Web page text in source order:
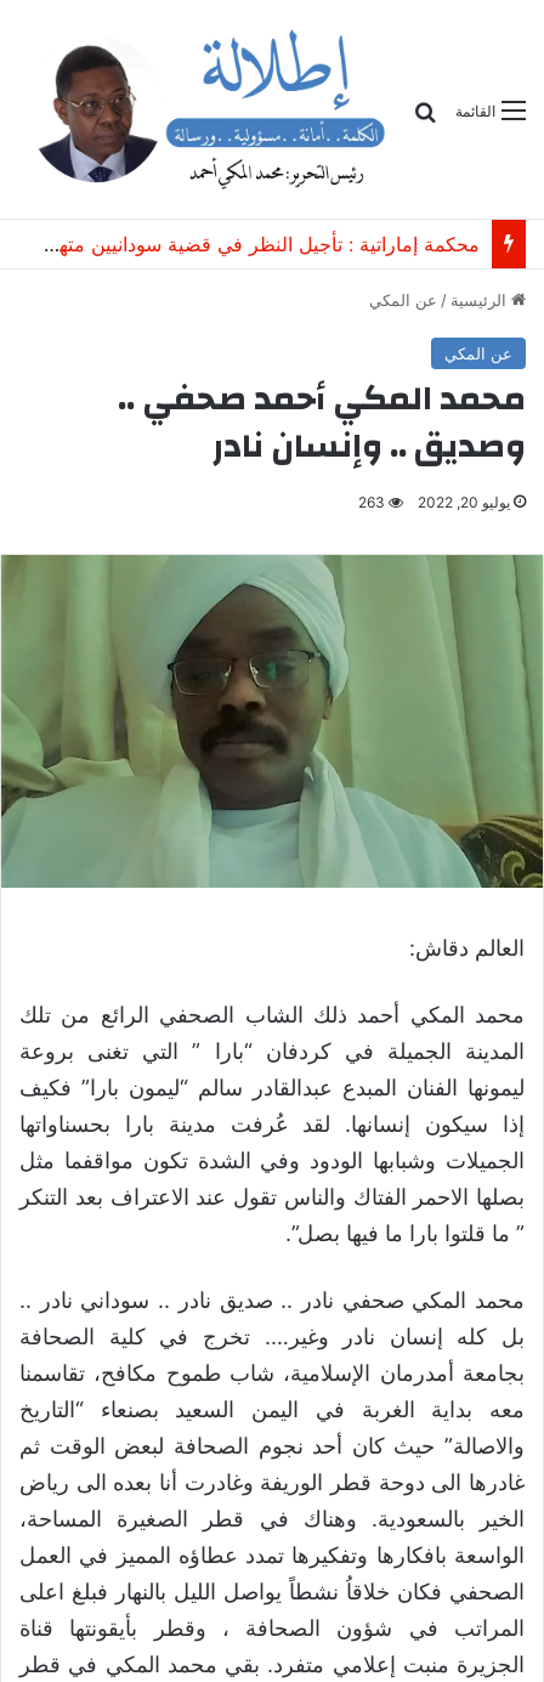
القائمة
محكمة إماراتية : تأجيل النظر في قضية سودانيين متهمين بـ”الاتجار غير المشروع بعتاد عسكري”
الرئيسية / عن المكي
عن المكي
محمد المكي أحمد صحفي ..
وصديق .. وإنسان نادر
يوليو 20, 2022 263
العالم دقاش:
محمد المكي أحمد ذلك الشاب الصحفي الرائع من تلك
المدينة الجميلة في كردفان “بارا ” التي تغنى بروعة
ليمونها الفنان المبدع عبدالقادر سالم “ليمون بارا” فكيف
إذا سيكون إنسانها. لقد عُرفت مدينة بارا بحسناواتها
الجميلات وشبابها الودود وفي الشدة تكون مواقفما مثل
بصلها الاحمر الفتاك والناس تقول عند الاعتراف بعد التنكر
” ما قلتوا بارا ما فيها بصل”.
محمد المكي صحفي نادر .. صديق نادر .. سوداني نادر ..
بل كله إنسان نادر وغير…. تخرج في كلية الصحافة
بجامعة أمدرمان الإسلامية، شاب طموح مكافح، تقاسمنا
معه بداية الغربة في اليمن السعيد بصنعاء “التاريخ
والاصالة” حيث كان أحد نجوم الصحافة لبعض الوقت ثم
غادرها الى دوحة قطر الوريفة وغادرت أنا بعده الى رياض
الخير بالسعودية. وهناك في قطر الصغيرة المساحة،
الواسعة بافكارها وتفكيرها تمدد عطاؤه المميز في العمل
الصحفي فكان خلاقاُ نشطاً يواصل الليل بالنهار فبلغ اعلى
المراتب في شؤون الصحافة ، وقطر بأيقونتها قناة
الجزيرة منبت إعلامي متفرد. بقي محمد المكي في قطر